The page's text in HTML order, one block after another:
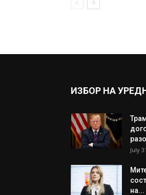
ИЗБОР НА
July
на...